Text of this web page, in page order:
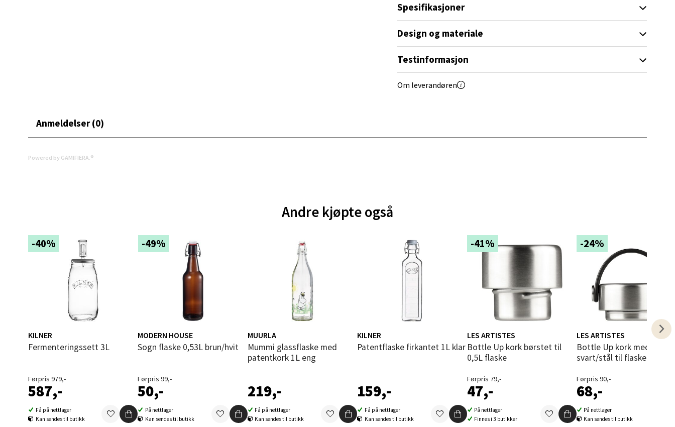
Spesifikasjoner
Design og materiale
Testinformasjon
Om leverandøren
Anmeldelser (0)
Powered by GAMIFIERA.®
Andre kjøpte også
-40%
KILNER
Fermenteringssett 3L
Førpris 979,-
587,-
Få på nettlager
Kan sendes til butikk
-49%
MODERN HOUSE
Sogn flaske 0,53L brun/hvit
Førpris 99,-
50,-
På nettlager
Kan sendes til butikk
MUURLA
Mummi glassflaske med
patentkork 1L eng
219,-
Få på nettlager
Kan sendes til butikk
KILNER
Patentflaske firkantet 1L klar
159,-
Få på nettlager
Kan sendes til butikk
-41%
LES ARTISTES
Bottle Up kork børstet til
0,5L flaske
Førpris 79,-
47,-
På nettlager
Finnes i 3 butikker
-24%
LES ARTISTES
Bottle Up kork med hempe
svart/stål til flaske 1L
Førpris 90,-
68,-
På nettlager
Kan sendes til butikk
Velg
Ålesund - Thon Senter Moa
Langelandsvegen 25, 6010 Ålesund
Åpent i dag 10-20
Molde - Moldetorget
Torget 1, 6413 Molde